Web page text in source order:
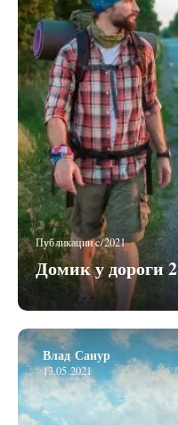
Публикации c/2021
Домик у дороги 2
Влад Санур
13.05.2021